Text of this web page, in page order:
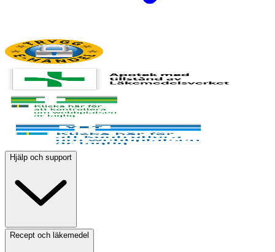
Hjälp och support
Recept och läkemedel